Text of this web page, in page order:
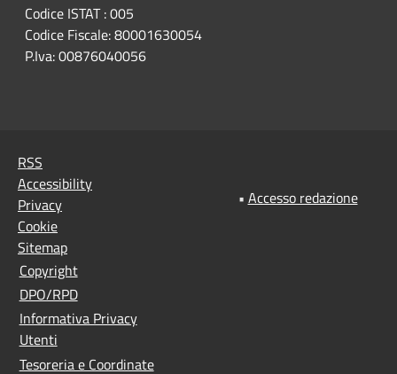
Codice ISTAT : 005
Codice Fiscale: 80001630054
P.Iva: 00876040056
RSS
Accessibility
Privacy
Cookie
Sitemap
Copyright
DPO/RPD
Informativa Privacy
Utenti
Tesoreria e Coordinate
• Accesso redazione